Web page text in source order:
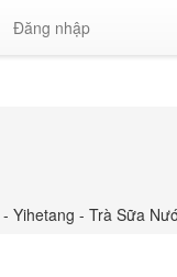
Đăng nhập
Yihetang - Trà Sữa